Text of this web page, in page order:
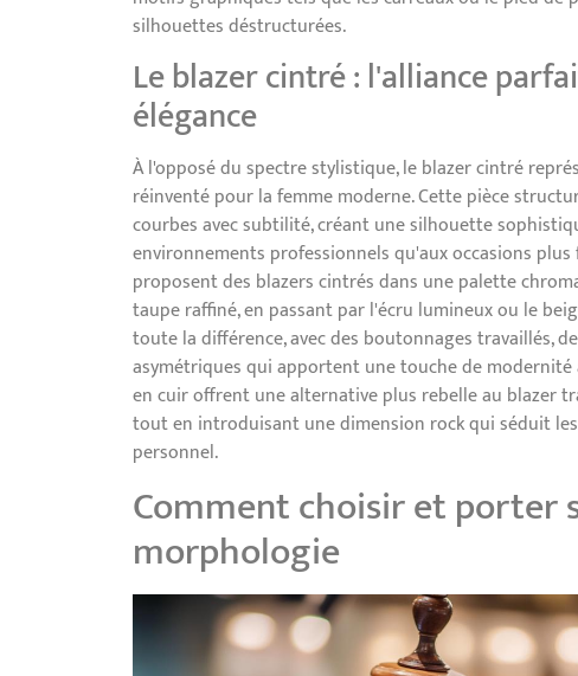
silhouettes déstructurées.
Le blazer cintré : l'alliance
élégance
À l'opposé du spectre stylistique, le blazer cintré
réinventé pour la femme moderne. Cette pièce
courbes avec subtilité, créant une silhouette
environnements professionnels qu'aux occasions
proposent des blazers cintrés dans une palette
taupe raffiné, en passant par l'écru lumineux ou le
toute la différence, avec des boutonnages travaillés,
asymétriques qui apportent une touche de
en cuir offrent une alternative plus rebelle au blazer
tout en introduisant une dimension rock qui séduit
personnel.
Comment choisir et porter
morphologie